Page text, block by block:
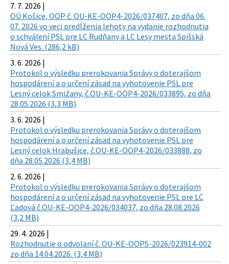
7. 7. 2026 |
OÚ Košice, OOP č. OU-KE-OOP4-2026/037407, zo dňa 06.
07. 2026 vo veci predĺženia lehoty na vydanie rozhodnutia
o schválení PSL pre LC Rudňany a LC Lesy mesta Spišská
Nová Ves. (286,2 kB)
3. 6. 2026 |
Protokol o výsledku prerokovania Správy o doterajšom
hospodárení a o určení zásad na vyhotovenie PSL pre
Lesný celok Smižany, č.OU-KE-OOP4-2026/033895, zo dňa
28.05.2026 (3,3 MB)
3. 6. 2026 |
Protokol o výsledku prerokovania Správy o doterajšom
hospodárení a o určení zásad na vyhotovenie PSL pre
Lesný celok Hrabušice, č.OU-KE-OOP4-2026/033888, zo
dňa 28.05.2026 (3,4 MB)
2. 6. 2026 |
Protokol o výsledku prerokovania Správy o doterajšom
hospodárení a o určení zásad na vyhotovenie PSL pre LC
Ľadová č.OU-KE-OOP4-2026/034037, zo dňa 28.08.2026
(3,2 MB)
29. 4. 2026 |
Rozhodnutie o odvolaní č. OU-KE-OOP5-2026/023914-002
zo dňa 14.04.2026. (3,4 MB)